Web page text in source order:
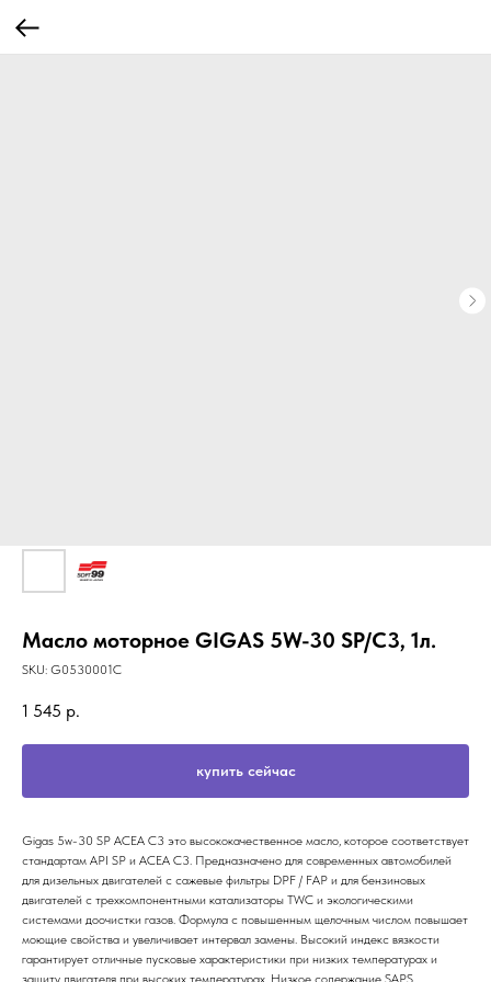
Масло моторное GIGAS 5W-30 SP/C3, 1л.
SKU: G0530001C
1 545 р.
купить сейчас
Gigas 5w-30 SP ACEA C3 это высококачественное масло, которое соответствует
стандартам API SP и ACEA C3. Предназначено для современных автомобилей
для дизельных двигателей с сажевые фильтры DPF / FAP и для бензиновых
двигателей с трехкомпонентными катализаторы TWC и экологическими
системами доочистки газов. Формула с повышенным щелочным числом повышает
моющие свойства и увеличивает интервал замены. Высокий индекс вязкости
гарантирует отличные пусковые характеристики при низких температурах и